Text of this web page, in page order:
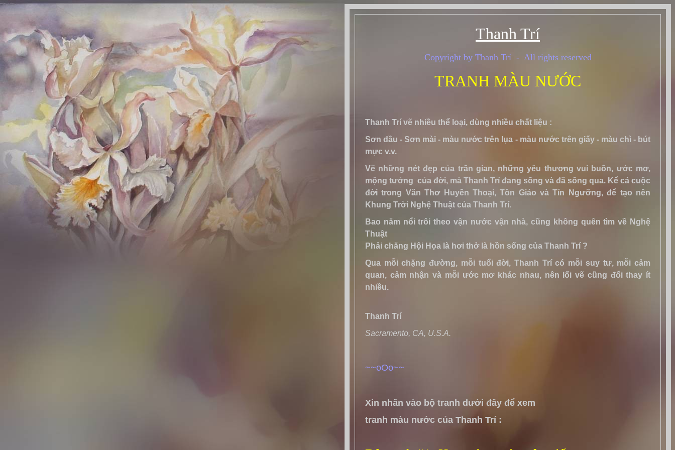
Thanh Trí
Copyright by Thanh Trí - All rights reserved
TRANH MÀU NƯỚC
Thanh Trí vẽ nhiều thể loại, dùng nhiều chất liệu :
Sơn dầu - Sơn mài - màu nước trên lụa - màu nước trên giấy - màu chì - bút
mực v.v.
Vẽ những nét đẹp của trần gian, những yêu thương vui buồn, ước mơ,
mộng tưởng của đời, mà Thanh Trí đang sống và đã sống qua. Kể cả cuộc
đời trong Văn Thơ Huyền Thoại, Tôn Giáo và Tín Ngưỡng, để tạo nên
Khung Trời Nghệ Thuật của Thanh Trí.
Bao năm nổi trôi theo vận nước vận nhà, cũng không quên tìm về Nghệ
Thuật
Phải chăng Hội Họa là hơi thở là hồn sống của Thanh Trí ?
Qua mỗi chặng đường, mỗi tuổi đời, Thanh Trí có mỗi suy tư, mỗi cảm
quan, cảm nhận và mỗi ước mơ khác nhau, nên lối vẽ cũng đổi thay ít
nhiều.
Thanh Trí
Sacramento, CA, U.S.A.
~~oOo~~
Xin nhấn vào bộ tranh dưới đây để xem
tranh màu nước của Thanh Trí :